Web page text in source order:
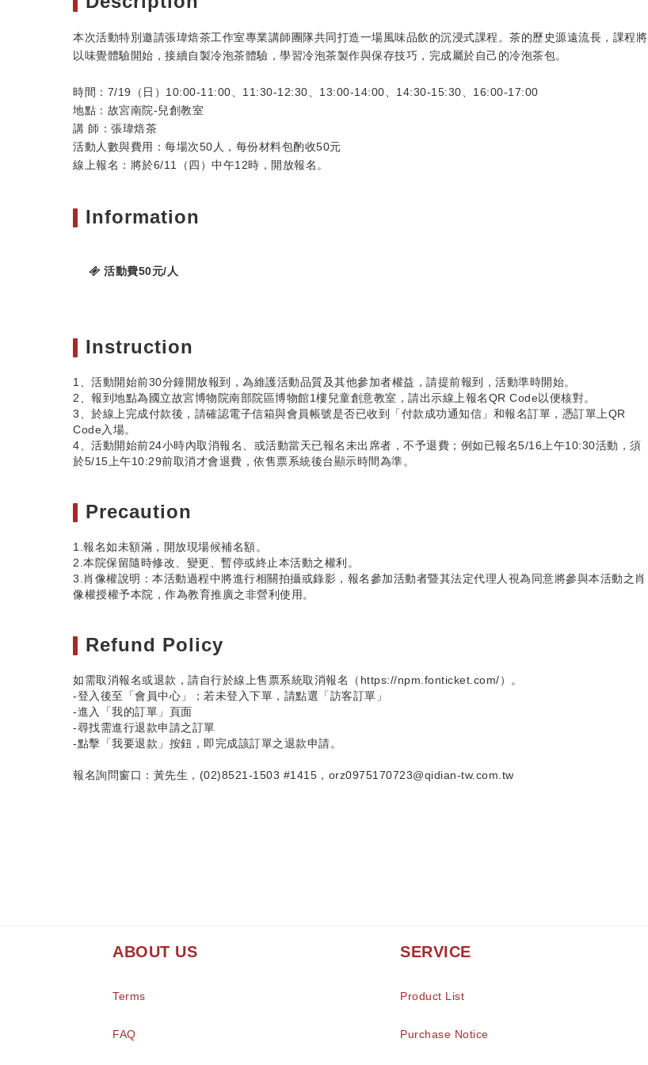
本次活動特別邀請張瑋焙茶工作室專業講師團隊共同打造一場風味品飲的沉浸式課程。茶的歷史源遠流長，課程將
以味覺體驗開始，接續自製冷泡茶體驗，學習冷泡茶製作與保存技巧，完成屬於自己的冷泡茶包。
時間：7/19（日）10:00-11:00、11:30-12:30、13:00-14:00、14:30-15:30、16:00-17:00
地點：故宮南院-兒創教室
講 師：張瑋焙茶
活動人數與費用：每場次50人，每份材料包酌收50元
線上報名：將於6/11（四）中午12時，開放報名。
Information
活動費50元/人
Instruction
1、活動開始前30分鐘開放報到，為維護活動品質及其他參加者權益，請提前報到，活動準時開始。
2、報到地點為國立故宮博物院南部院區博物館1樓兒童創意教室，請出示線上報名QR Code以便核對。
3、於線上完成付款後，請確認電子信箱與會員帳號是否已收到「付款成功通知信」和報名訂單，憑訂單上QR
Code入場。
4、活動開始前24小時內取消報名、或活動當天已報名未出席者，不予退費；例如已報名5/16上午10:30活動，須
於5/15上午10:29前取消才會退費，依售票系統後台顯示時間為準。
Precaution
1.報名如未額滿，開放現場候補名額。
2.本院保留隨時修改、變更、暫停或終止本活動之權利。
3.肖像權說明：本活動過程中將進行相關拍攝或錄影，報名參加活動者暨其法定代理人視為同意將參與本活動之肖
像權授權予本院，作為教育推廣之非營利使用。
Refund Policy
如需取消報名或退款，請自行於線上售票系統取消報名（https://npm.fonticket.com/）。
-登入後至「會員中心」；若未登入下單，請點選「訪客訂單」
-進入「我的訂單」頁面
-尋找需進行退款申請之訂單
-點擊「我要退款」按鈕，即完成該訂單之退款申請。
報名詢問窗口：黃先生，(02)8521-1503 #1415，orz0975170723@qidian-tw.com.tw
ABOUT US
Terms
FAQ
SERVICE
Product List
Purchase Notice